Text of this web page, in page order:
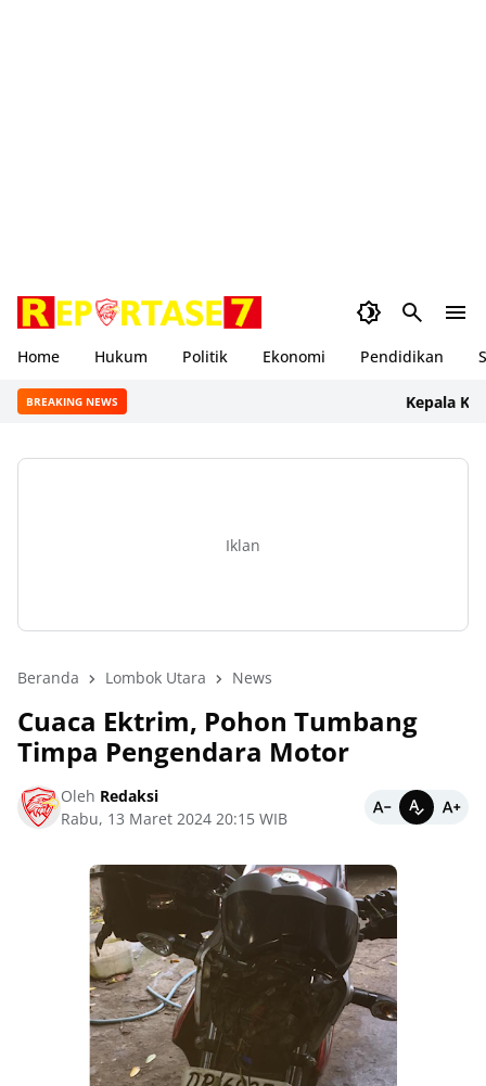
Home Hukum Politik Ekonomi Pendidikan
BREAKING NEWS Kepala
Iklan
Beranda Lombok Utara News
Cuaca Ektrim, Pohon Tumbang
Timpa Pengendara Motor
Oleh Redaksi
Rabu, 13 Maret 2024 20:15 WIB